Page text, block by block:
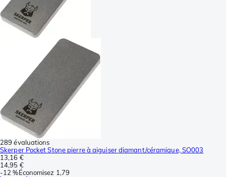
289 évaluations
Skerper Pocket Stone pierre à aiguiser diamant/céramique, SO003
13,16 €
14,95 €
-12 %Économisez 1,79